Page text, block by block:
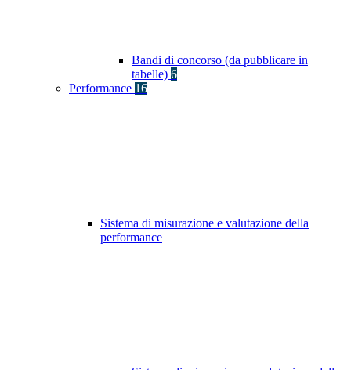
Bandi di concorso (da pubblicare in
tabelle) 6
Performance 16
Sistema di misurazione e valutazione della
performance